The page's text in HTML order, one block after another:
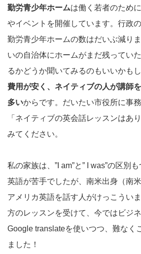
勤労青少年ホームは働く若者のため
やイベントを開催しています。行政
勤労青少年ホームの数はだいぶ減り
いの自治体にホームがまだ残ってい
るかどうか聞いてみるのもいいかもし
費用が安く、ネイティブの人が講師
多いからです。だいたい市役所に事
「ネイティブの英会話レッスンはあ
みてください。
私の家族は、”I am”と” I was”の区別
英語が苦手でしたが、南米出身（南
アメリカ英語を話す人がけっこうい
方のレッスンを受けて、今ではビジ
Google translateを使いつつ、難なく
ました！